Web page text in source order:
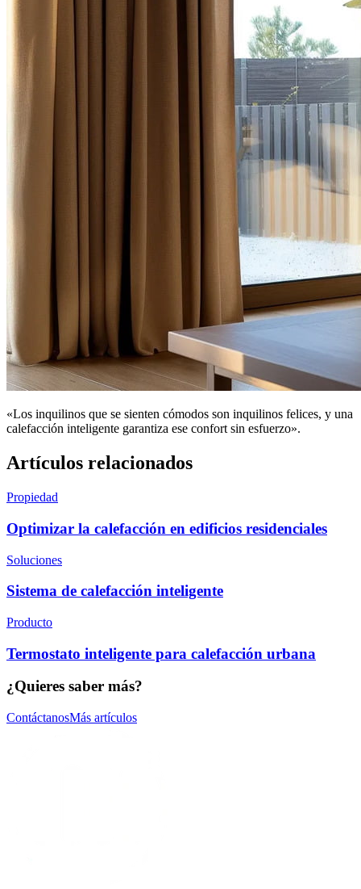
«Los inquilinos que se sienten cómodos son inquilinos felices, y una
calefacción inteligente garantiza ese confort sin esfuerzo».
Artículos relacionados
Propiedad
Optimizar la calefacción en edificios residenciales
Soluciones
Sistema de calefacción inteligente
Producto
Termostato inteligente para calefacción urbana
¿Quieres saber más?
ContáctanosMás artículos